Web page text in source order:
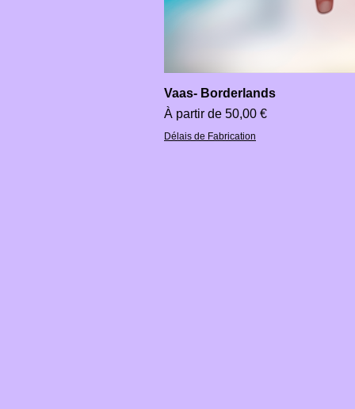
Vaas- Borderlands
À partir de 50,00 €
Prix promotionnel
Délais de Fabrication